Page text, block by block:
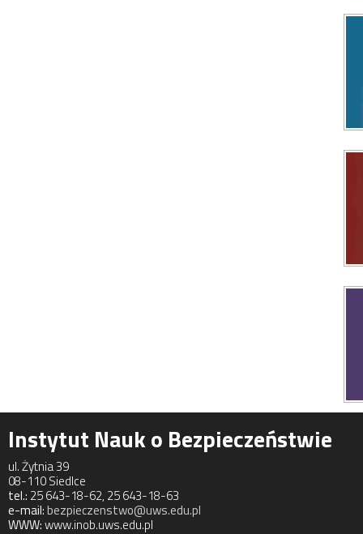
Instytut Nauk o Bezpieczeństwie
ul. Żytnia 39
08-110 Siedlce
tel.: 25 643-18-62, 25 643-18-63
e-mail:bezpieczenstwo@uws.edu.pl
WWW:www.inob.uws.edu.pl